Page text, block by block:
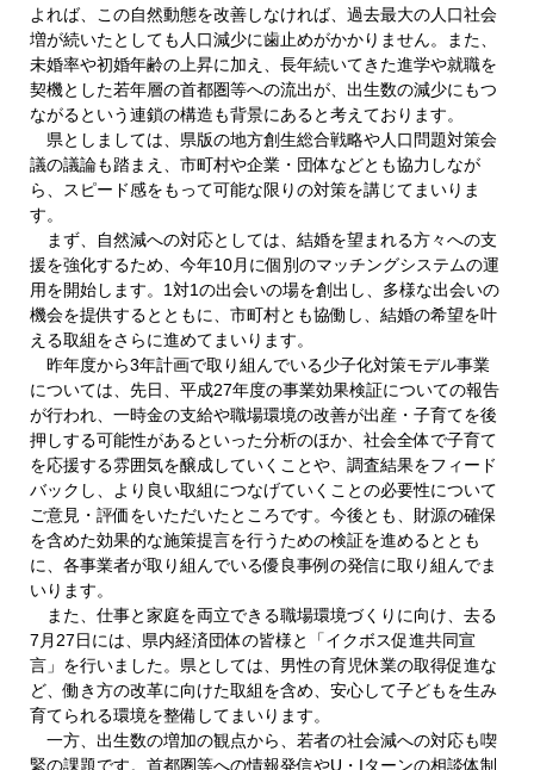
よれば、この自然動態を改善しなければ、過去最大の人口社会
増が続いたとしても人口減少に歯止めがかかりません。また、
未婚率や初婚年齢の上昇に加え、長年続いてきた進学や就職を
契機とした若年層の首都圏等への流出が、出生数の減少にもつ
ながるという連鎖の構造も背景にあると考えております。
県としましては、県版の地方創生総合戦略や人口問題対策会
議の議論も踏まえ、市町村や企業・団体などとも協力しなが
ら、スピード感をもって可能な限りの対策を講じてまいりま
す。
まず、自然減への対応としては、結婚を望まれる方々への支
援を強化するため、今年10月に個別のマッチングシステムの運
用を開始します。1対1の出会いの場を創出し、多様な出会いの
機会を提供するとともに、市町村とも協働し、結婚の希望を叶
える取組をさらに進めてまいります。
昨年度から3年計画で取り組んでいる少子化対策モデル事業
については、先日、平成27年度の事業効果検証についての報告
が行われ、一時金の支給や職場環境の改善が出産・子育てを後
押しする可能性があるといった分析のほか、社会全体で子育て
を応援する雰囲気を醸成していくことや、調査結果をフィード
バックし、より良い取組につなげていくことの必要性について
ご意見・評価をいただいたところです。今後とも、財源の確保
を含めた効果的な施策提言を行うための検証を進めるととも
に、各事業者が取り組んでいる優良事例の発信に取り組んでま
いります。
また、仕事と家庭を両立できる職場環境づくりに向け、去る
7月27日には、県内経済団体の皆様と「イクボス促進共同宣
言」を行いました。県としては、男性の育児休業の取得促進な
ど、働き方の改革に向けた取組を含め、安心して子どもを生み
育てられる環境を整備してまいります。
一方、出生数の増加の観点から、若者の社会減への対応も喫
緊の課題です。首都圏等への情報発信やU・Iターンの相談体制